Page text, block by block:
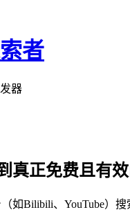
者
器
真正免费且有效
如Bilibili、YouTube）